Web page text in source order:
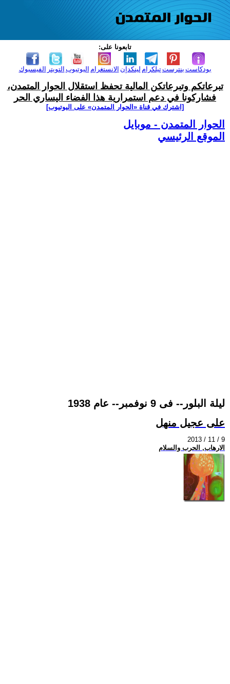
تابعونا على:
الفيسبوك التويتر اليوتيوب الانستغرام لينكدإن تيلكرامبنترست بودكاست
تبرعاتكم وتبرعاتكن المالية تحفظ استقلال الحوار المتمدن،
فشاركونا في دعم استمرارية هذا الفضاء اليساري الحر
[اشترك في قناة ‫«الحوار المتمدن» على اليوتيوب]
الحوار المتمدن - موبايل
الموقع الرئيسي
ليلة البلور-- فى 9 نوفمبر-- عام 1938
على عجيل منهل
2013 / 11 / 9
الارهاب, الحرب والسلام